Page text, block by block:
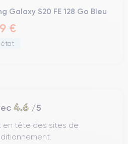
Galaxy S20 FE 128 Go Bleu
€
état
4.6/5
en tête des sites de